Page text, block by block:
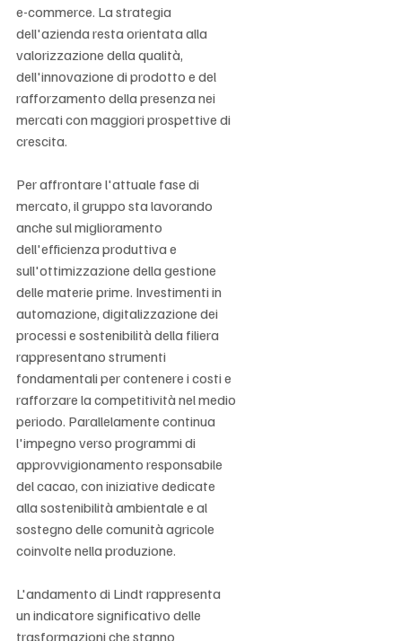
e-commerce. La strategia
dell'azienda resta orientata alla
valorizzazione della qualità,
dell'innovazione di prodotto e del
rafforzamento della presenza nei
mercati con maggiori prospettive di
crescita.
Per affrontare l'attuale fase di
mercato, il gruppo sta lavorando
anche sul miglioramento
dell'efficienza produttiva e
sull'ottimizzazione della gestione
delle materie prime. Investimenti in
automazione, digitalizzazione dei
processi e sostenibilità della filiera
rappresentano strumenti
fondamentali per contenere i costi e
rafforzare la competitività nel medio
periodo. Parallelamente continua
l'impegno verso programmi di
approvvigionamento responsabile
del cacao, con iniziative dedicate
alla sostenibilità ambientale e al
sostegno delle comunità agricole
coinvolte nella produzione.
L'andamento di Lindt rappresenta
un indicatore significativo delle
trasformazioni che stanno